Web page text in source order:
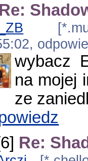
Re:
wybacz
na mojej
ze
Re: